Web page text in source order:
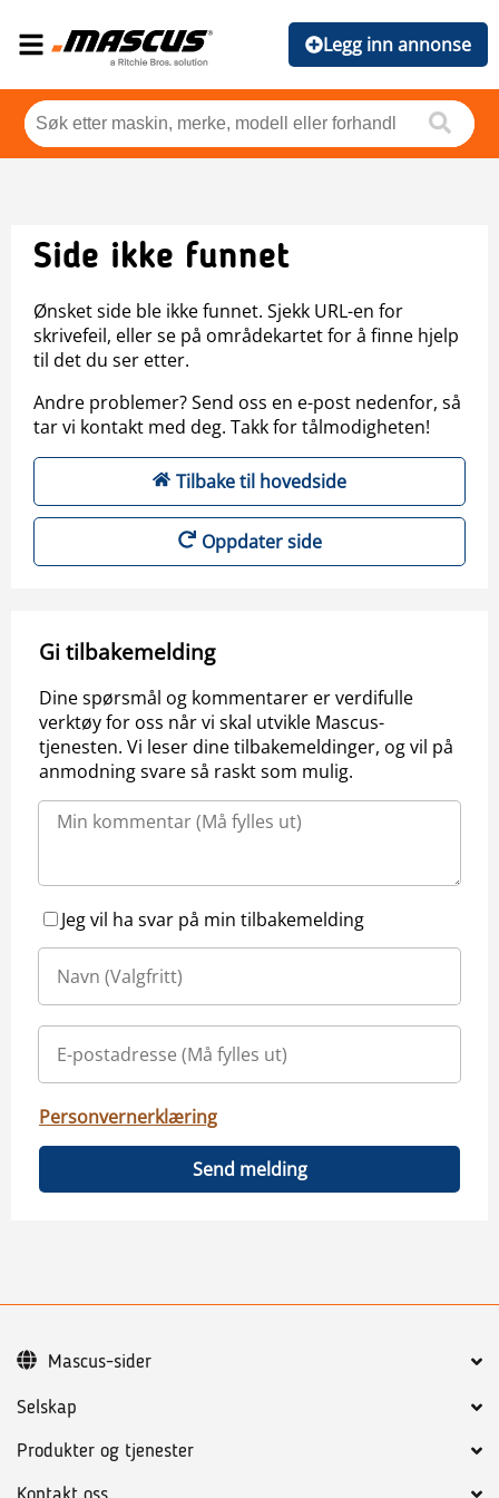
Legg inn annonse
Side ikke funnet
Ønsket side ble ikke funnet. Sjekk URL-en for
skrivefeil, eller se på områdekartet for å finne hjelp
til det du ser etter.
Andre problemer? Send oss en e-post nedenfor, så
tar vi kontakt med deg. Takk for tålmodigheten!
Tilbake til hovedside
Oppdater side
Gi tilbakemelding
Dine spørsmål og kommentarer er verdifulle
verktøy for oss når vi skal utvikle Mascus-
tjenesten. Vi leser dine tilbakemeldinger, og vil på
anmodning svare så raskt som mulig.
Jeg vil ha svar på min tilbakemelding
Personvernerklæring
Send melding
Selskap
Produkter og tjenester
Mascus-sider